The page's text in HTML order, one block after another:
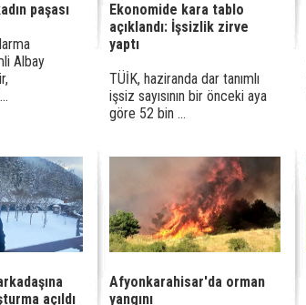
paşası
Albay
Ekonomide kara tablo
açıklandı: İşsizlik zirve
yaptı
TÜİK, haziranda dar tanımlı
işsiz sayısının bir önceki aya
göre 52 bin ...
açıldı
Afyonkarahisar'da orman
yangını